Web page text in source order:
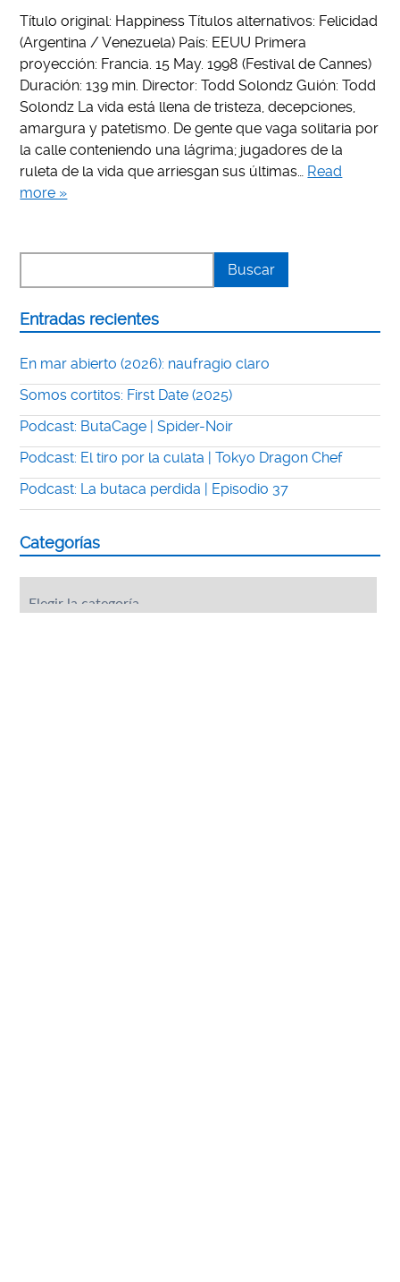
Título original: Happiness Títulos alternativos: Felicidad
(Argentina / Venezuela) País: EEUU Primera
proyección: Francia. 15 May. 1998 (Festival de Cannes)
Duración: 139 min. Director: Todd Solondz Guión: Todd
Solondz La vida está llena de tristeza, decepciones,
amargura y patetismo. De gente que vaga solitaria por
la calle conteniendo una lágrima; jugadores de la
ruleta de la vida que arriesgan sus últimas… Read
more »
Entradas recientes
En mar abierto (2026): naufragio claro
Somos cortitos: First Date (2025)
Podcast: ButaCage | Spider-Noir
Podcast: El tiro por la culata | Tokyo Dragon Chef
Podcast: La butaca perdida | Episodio 37
Categorías